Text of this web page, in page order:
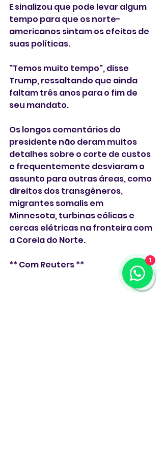
E sinalizou que pode levar algum
tempo para que os norte-
americanos sintam os efeitos de
suas políticas.
"Temos muito tempo", disse
Trump, ressaltando que ainda
faltam três anos para o fim de
seu mandato.
Os longos comentários do
presidente não deram muitos
detalhes sobre o corte de custos
e frequentemente desviaram o
assunto para outras áreas, como
direitos dos transgêneros,
migrantes somalis em
Minnesota, turbinas eólicas e
cercas elétricas na fronteira com
a Coreia do Norte.
** Com Reuters ** 1